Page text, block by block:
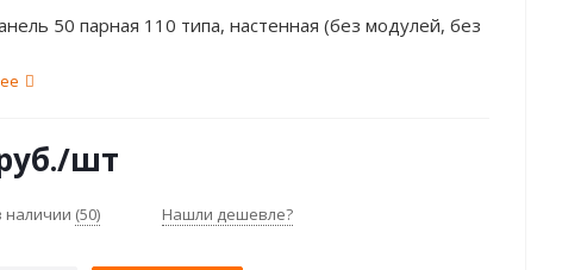
50 парная 110 типа, настенная (без модулей, без
/шт
наличии (50) Нашли дешевле?